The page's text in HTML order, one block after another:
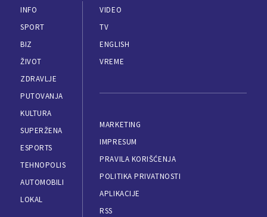
INFO
SPORT
BIZ
ŽIVOT
ZDRAVLJE
PUTOVANJA
KULTURA
SUPERŽENA
ESPORTS
TEHNOPOLIS
AUTOMOBILI
LOKAL
VIDEO
TV
ENGLISH
VREME
MARKETING
IMPRESUM
PRAVILA KORIŠĆENJA
POLITIKA PRIVATNOSTI
APLIKACIJE
RSS